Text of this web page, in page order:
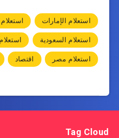
استعلام الإمارات
استعلام السعودية
استعلام مصر
اقتصاد
Tag Cloud